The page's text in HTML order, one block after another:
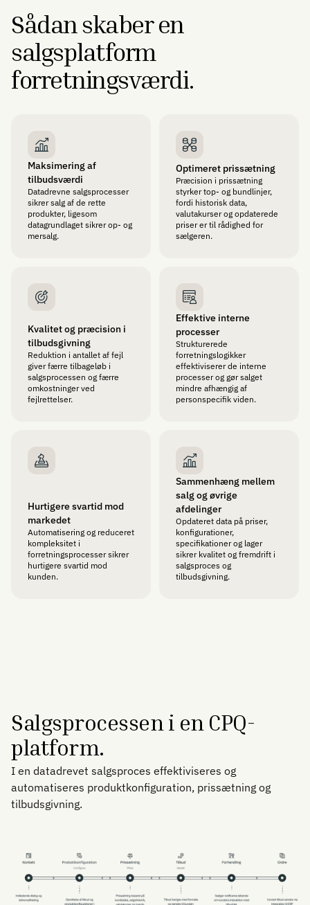
Sådan skaber en
salgsplatform
forretningsværdi.
Maksimering af
tilbudsværdi
Datadrevne salgsprocesser
sikrer salg af de rette
produkter, ligesom
datagrundlaget sikrer op- og
mersalg.
Optimeret prissætning
Præcision i prissætning
styrker top- og bundlinjer,
fordi historisk data,
valutakurser og opdaterede
priser er til rådighed for
sælgeren.
Kvalitet og præcision i
tilbudsgivning
Reduktion i antallet af fejl
giver færre tilbageløb i
salgsprocessen og færre
omkostninger ved
fejlrettelser.
Effektive interne
processer
Strukturerede
forretningslogikker
effektiviserer de interne
processer og gør salget
mindre afhængig af
personspecifik viden.
Hurtigere svartid mod
markedet
Automatisering og reduceret
kompleksitet i
forretningsprocesser sikrer
hurtigere svartid mod
kunden.
Sammenhæng mellem
salg og øvrige
afdelinger
Opdateret data på priser,
konfigurationer,
specifikationer og lager
sikrer kvalitet og fremdrift i
salgsproces og
tilbudsgivning.
Salgsprocessen i en CPQ-
platform.
I en datadrevet salgsproces effektiviseres og
automatiseres produktkonfiguration, prissætning og
tilbudsgivning.